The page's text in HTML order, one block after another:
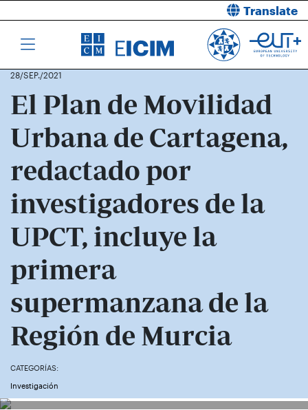
Translate
28/SEP./2021
El Plan de Movilidad
Urbana de Cartagena,
redactado por
investigadores de la
UPCT, incluye la
primera
supermanzana de la
Región de Murcia
CATEGORÍAS:
Investigación